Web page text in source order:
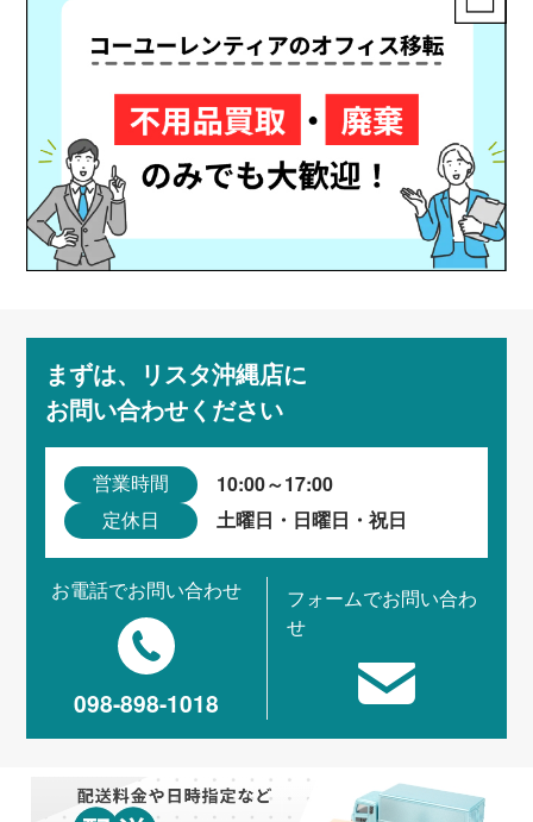
まずは、リスタ沖縄店に
お問い合わせください
営業時間 10:00～17:00
定休日 土曜日・日曜日・祝日
お電話でお問い合わせ
098-898-1018
フォームでお問い合わ
せ